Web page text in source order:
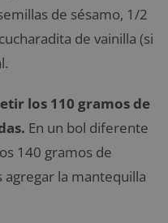
de sésamo, 1/2
de vainilla (si
los 110 gramos de
En un bol diferente
140 gramos de
agregar la mantequilla